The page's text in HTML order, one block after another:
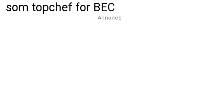
som topchef for BEC
Annonce